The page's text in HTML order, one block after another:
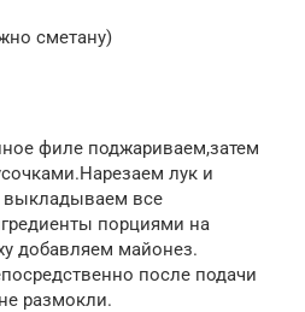
сметану)
филе поджариваем,затем
лук и
выкладываем все
порциями на
добавляем майонез.
после подачи
размокли.